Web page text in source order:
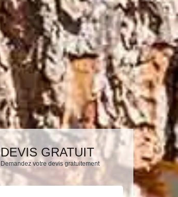
DEVIS GRATUIT
Demandez votre devis gratuitement